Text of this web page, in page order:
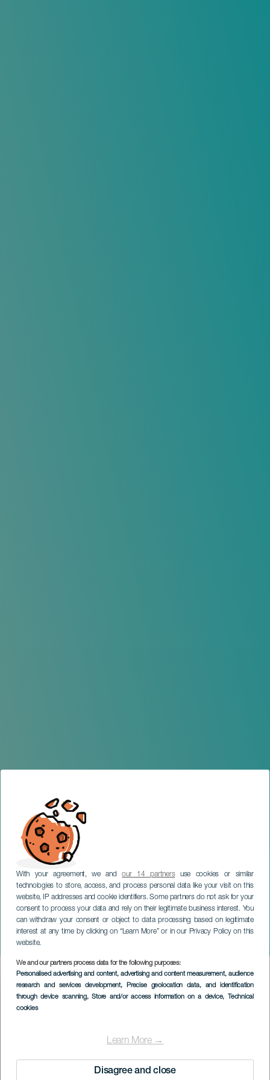
With your agreement, we andour 14 partnersuse cookies or similar
technologies to store, access, and process personal data like your visit on this
website, IP addresses and cookie identifiers. Some partners do not ask for your
consent to process your data and rely on their legitimate business interest. You
can withdraw your consent or object to data processing based on legitimate
interest at any time by clicking on “Learn More” or in our Privacy Policy on this
website.
We and our partners process data for the following purposes:
Personalised advertising and content, advertising and content measurement, audience
research and services development, Precise geolocation data, and identification
through device scanning, Store and/or access information on a device, Technical
cookies
Learn More →
Disagree and close
Nieuwjaarsconcert
GRAN CANARIA
Imagen
Listado